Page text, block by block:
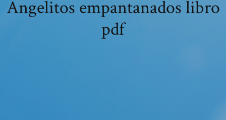
Angelitos empantanados libro
pdf